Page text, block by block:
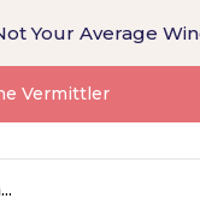
Vermittler
Your Average